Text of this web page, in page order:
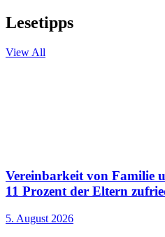
Lesetipps
View All
Vereinbarkeit von Familie
11 Prozent der Eltern
5. August 2026